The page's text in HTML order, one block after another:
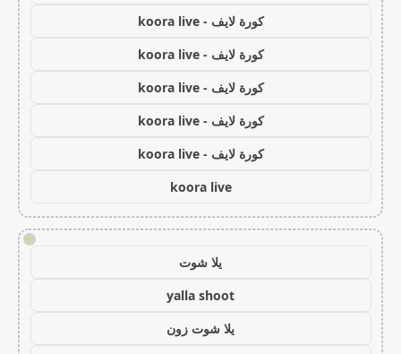
كورة لايف - koora live
كورة لايف - koora live
كورة لايف - koora live
كورة لايف - koora live
كورة لايف - koora live
koora live
!
يلا شوت
yalla shoot
يلا شوت زون